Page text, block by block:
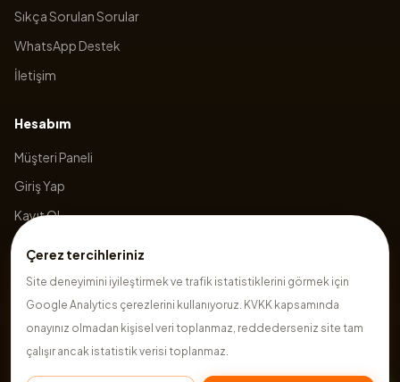
Çerez tercihleriniz
Site deneyimini iyileştirmek ve trafik istatistiklerini görmek için
Google Analytics çerezlerini kullanıyoruz. KVKK kapsamında
onayınız olmadan kişisel veri toplanmaz, reddederseniz site tam
çalışır ancak istatistik verisi toplanmaz.
Sıkça Sorulan Sorular
WhatsApp Destek
İletişim
Hesabım
Müşteri Paneli
Giriş Yap
Kayıt Ol
2026 Hazırsite. Tüm hakları saklıdır.